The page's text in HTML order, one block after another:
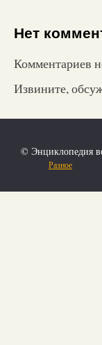
Нет
Комментариев
Извините,
© Энциклопедия
Разное